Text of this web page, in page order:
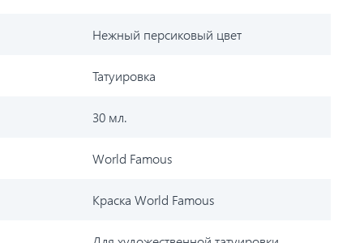
Нежный персиковый цвет
Татуировка
30 мл.
World Famous
Краска World Famous